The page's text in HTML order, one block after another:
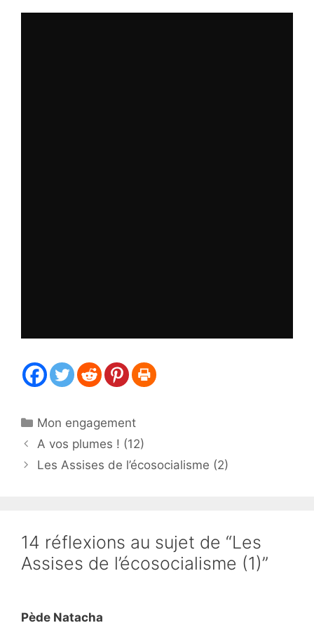
Catégories
Mon engagement
A vos plumes ! (12)
Les Assises de l’écosocialisme (2)
14 réflexions au sujet de “Les
Assises de l’écosocialisme (1)”
Pède Natacha